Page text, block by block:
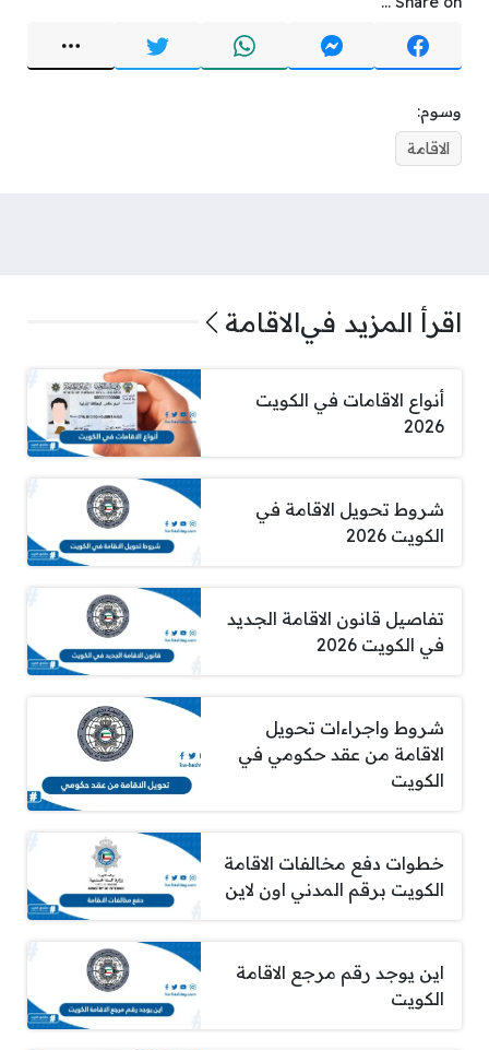
وسوم:
الاقامة
اقرأ المزيد فيالاقامة
أنواع الاقامات في الكويت
2026
شروط تحويل الاقامة في
الكويت 2026
تفاصيل قانون الاقامة الجديد
في الكويت 2026
شروط واجراءات تحويل
الاقامة من عقد حكومي في
الكويت
خطوات دفع مخالفات الاقامة
الكويت برقم المدني اون لاين
اين يوجد رقم مرجع الاقامة
الكويت